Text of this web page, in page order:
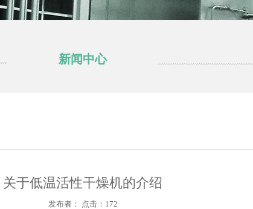
新闻中心
关于低温活性干燥机的介绍
发布者： 点击：172